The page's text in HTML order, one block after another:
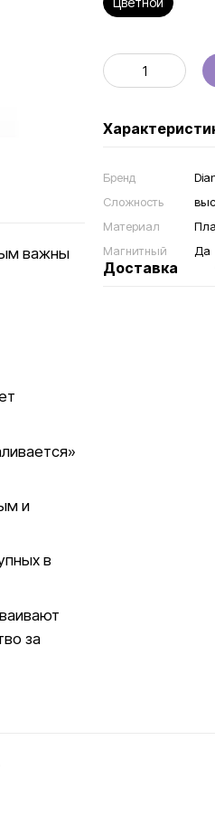
важны
и
в
за
Бренд
Сложность
Материал
Магнитный
Да
Доставка